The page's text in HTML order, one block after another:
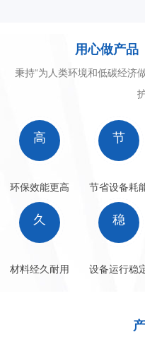
用心做产品
秉持“为人类环境和低碳经济
高
环保效能更高
节
节省设备耗
久
材料经久耐用
稳
设备运行稳